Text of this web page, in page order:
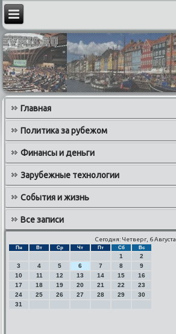
Главная
Политика за рубежом
Финансы и деньги
Зарубежные технологии
События и жизнь
Все записи
Сегодня: Четверг, 6 Августа
Пн Вт Ср Чт Пт Сб Вс
1
2
3
4 5 6 7 8
9
10
11 12 13 14 15
16
17
18 19 20 21 22
23
24
25 26 27 28 29
30
31